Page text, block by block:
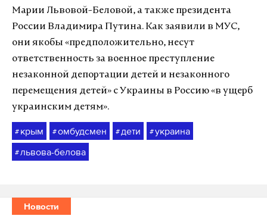
Марии Львовой-Беловой, а также президента
России Владимира Путина. Как заявили в МУС,
они якобы «предположительно, несут
ответственность за военное преступление
незаконной депортации детей и незаконного
перемещения детей» с Украины в Россию «в ущерб
украинским детям».
# крым #омбудсмен # дети #украина
# львова-белова
Новости